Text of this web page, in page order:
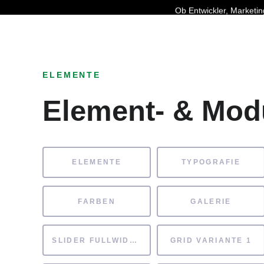
Ob Entwickler,
ELEMENTE
Element- &
ELEMENTE TYPOGRAFIE
FARBEN GALERIE
SLIDER FULLWIDTH GRID VARIANTE 1